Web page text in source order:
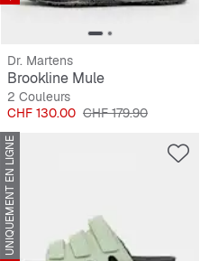
Dr. Martens
Brookline Mule
2 Couleurs
Prix
CHF 130.00 Prix original
CHF 179.90
UNIQUEMENT EN LIGNE